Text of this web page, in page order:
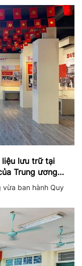
liệu lưu trữ tại
Trung ương
vừa ban hành Quy